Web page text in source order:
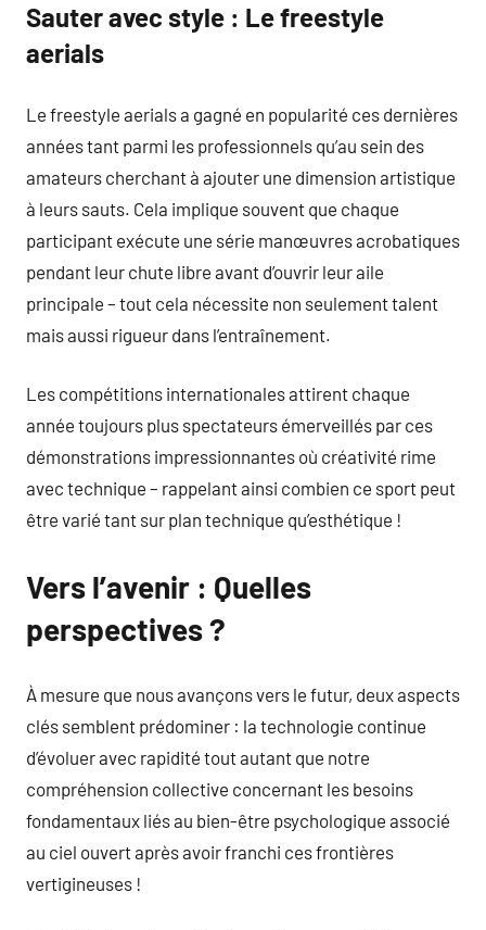
Sauter avec style : Le freestyle
aerials
Le freestyle aerials a gagné en popularité ces dernières
années tant parmi les professionnels qu’au sein des
amateurs cherchant à ajouter une dimension artistique
à leurs sauts. Cela implique souvent que chaque
participant exécute une série manœuvres acrobatiques
pendant leur chute libre avant d’ouvrir leur aile
principale – tout cela nécessite non seulement talent
mais aussi rigueur dans l’entraînement.
Les compétitions internationales attirent chaque
année toujours plus spectateurs émerveillés par ces
démonstrations impressionnantes où créativité rime
avec technique – rappelant ainsi combien ce sport peut
être varié tant sur plan technique qu’esthétique !
Vers l’avenir : Quelles
perspectives ?
À mesure que nous avançons vers le futur, deux aspects
clés semblent prédominer : la technologie continue
d’évoluer avec rapidité tout autant que notre
compréhension collective concernant les besoins
fondamentaux liés au bien-être psychologique associé
au ciel ouvert après avoir franchi ces frontières
vertigineuses !